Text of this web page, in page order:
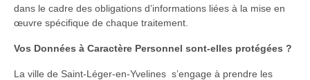
dans le cadre des obligations d’informations liées à la mise en
œuvre spécifique de chaque traitement.
Vos Données à Caractère Personnel sont-elles protégées ?
La ville de Saint-Léger-en-Yvelines s’engage à prendre les